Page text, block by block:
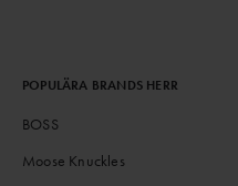
POPULÄRA BRANDS HERR
BOSS
Moose Knuckles